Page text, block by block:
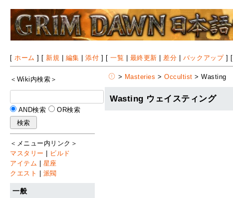
[ ホーム ] [ 新規 編集 |添付 ] [一覧 最終更新 差分 バックアップ] [
> Masteries >Occultist > Wasting
Wasting ウェイスティング
＜Wiki内検索＞
AND検索 OR検索
＜メニュー内リンク＞
マスタリー
ビルド
アイテム
星座
クエスト
派閥
一般